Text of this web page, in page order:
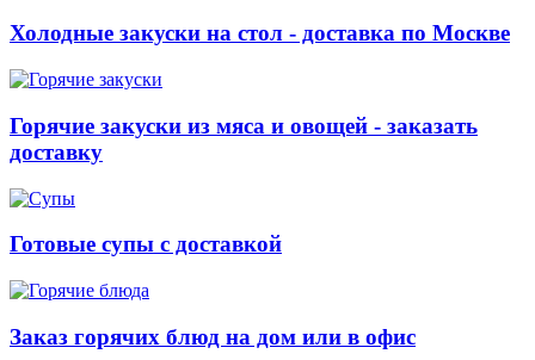
Холодные закуски на стол - доставка по Москве
Горячие закуски из мяса и овощей - заказать
доставку
Готовые супы с доставкой
Заказ горячих блюд на дом или в офис